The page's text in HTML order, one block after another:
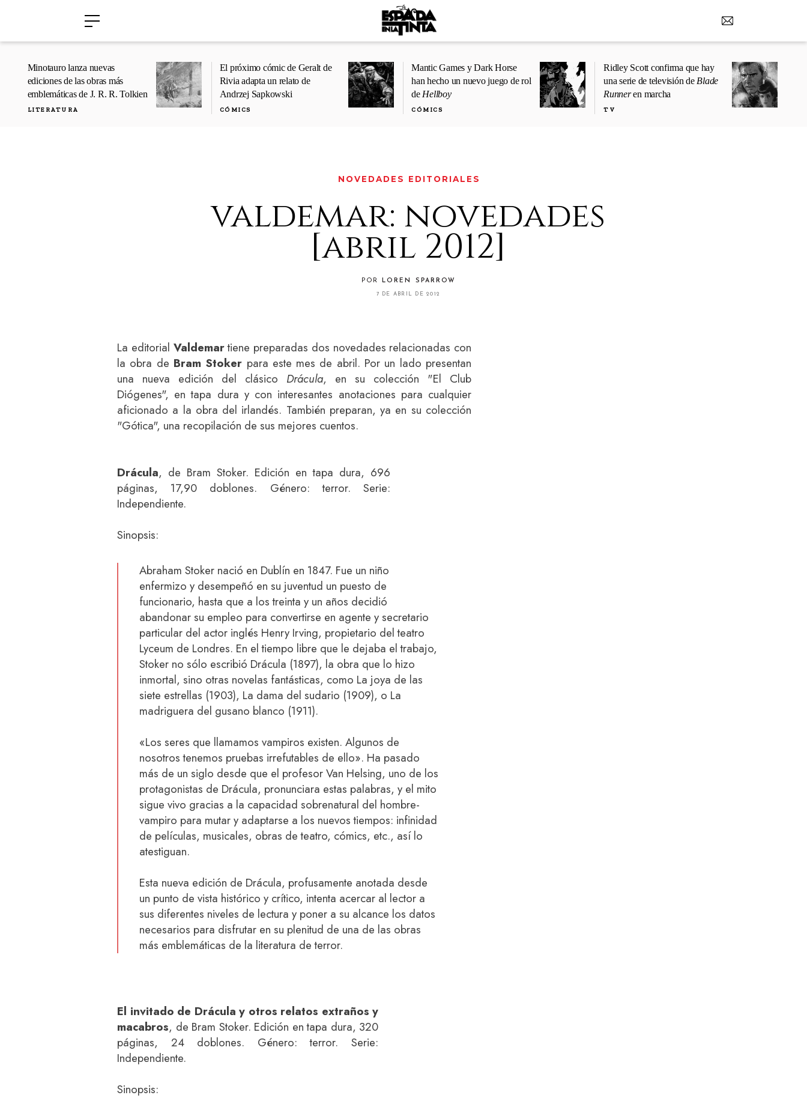
Minotauro lanza nuevas
ediciones de las obras más
emblemáticas de J. R. R. Tolkien
LITERATURA
El próximo cómic de Geralt de
Rivia adapta un relato de
Andrzej Sapkowski
CÓMICS
Mantic Games y Dark Horse
han hecho un nuevo juego de rol
de Hellboy
CÓMICS
Ridley Scott confirma que hay
una serie de televisión de Blade
Runneren marcha
TV
NOVEDADES EDITORIALES
valdemar: novedades
[abril 2012]
POR LOREN SPARROW
7 DE ABRIL DE 2012
La editorial Valdemartiene preparadas dos novedades relacionadas con
la obra de Bram Stoker para este mes de abril. Por un lado presentan
una nueva edición del clásico Drácula, en su colección "El Club
Diógenes", en tapa dura y con interesantes anotaciones para cualquier
aficionado a la obra del irlandés. También preparan, ya en su colección
"Gótica", una recopilación de sus mejores cuentos.
Drácula, de Bram Stoker. Edición en tapa dura, 696
páginas, 17,90 doblones. Género: terror. Serie:
Independiente.
Sinopsis:
Abraham Stoker nació en Dublín en 1847. Fue un niño
enfermizo y desempeñó en su juventud un puesto de
funcionario, hasta que a los treinta y un años decidió
abandonar su empleo para convertirse en agente y secretario
particular del actor inglés Henry Irving, propietario del teatro
Lyceum de Londres. En el tiempo libre que le dejaba el trabajo,
Stoker no sólo escribió Drácula (1897), la obra que lo hizo
inmortal, sino otras novelas fantásticas, como La joya de las
siete estrellas (1903), La dama del sudario (1909), o La
madriguera del gusano blanco (1911).
«Los seres que llamamos vampiros existen. Algunos de
nosotros tenemos pruebas irrefutables de ello». Ha pasado
más de un siglo desde que el profesor Van Helsing, uno de los
protagonistas de Drácula, pronunciara estas palabras, y el mito
sigue vivo gracias a la capacidad sobrenatural del hombre-
vampiro para mutar y adaptarse a los nuevos tiempos: infinidad
de películas, musicales, obras de teatro, cómics, etc., así lo
atestiguan.
Esta nueva edición de Drácula, profusamente anotada desde
un punto de vista histórico y crítico, intenta acercar al lector a
sus diferentes niveles de lectura y poner a su alcance los datos
necesarios para disfrutar en su plenitud de una de las obras
más emblemáticas de la literatura de terror.
El invitado de Drácula y otros relatos extraños y
macabros, de Bram Stoker. Edición en tapa dura, 320
páginas, 24 doblones. Género: terror. Serie:
Independiente.
Sinopsis:
›